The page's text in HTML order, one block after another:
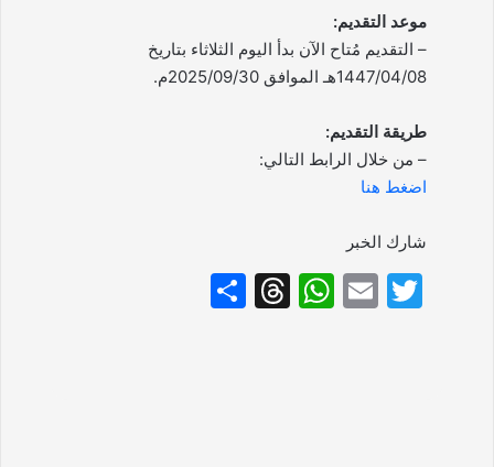
موعد التقديم:
– التقديم مُتاح الآن بدأ اليوم الثلاثاء بتاريخ
1447/04/08هـ الموافق 2025/09/30م.
طريقة التقديم:
– من خلال الرابط التالي:
اضغط هنا
شارك الخبر
T
E
W
T